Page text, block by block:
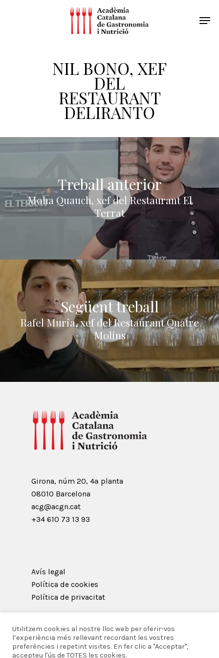
NIL BONO, XEF
DEL
RESTAURANT
DELIRANTO
Treball anterior
Moha Quauch, xef del Restaurant El
Terrat
Següent treball
Rafel Muria, xef del Restaurant Quatre
Molins
Girona, núm 20, 4ª planta
08010 Barcelona
acg@acgn.cat
+34 610 73 13 93
Avís legal
Política de cookies
Política de privacitat
© 2026 Acadèmia Catalana de Gastronomia i
Utilitzem cookies al nostre lloc web per oferir-vos
l’experiència més rellevant recordant les vostres
preferències i repetint visites. En fer clic a "Acceptar",
accepteu l'ús de TOTES les cookies.